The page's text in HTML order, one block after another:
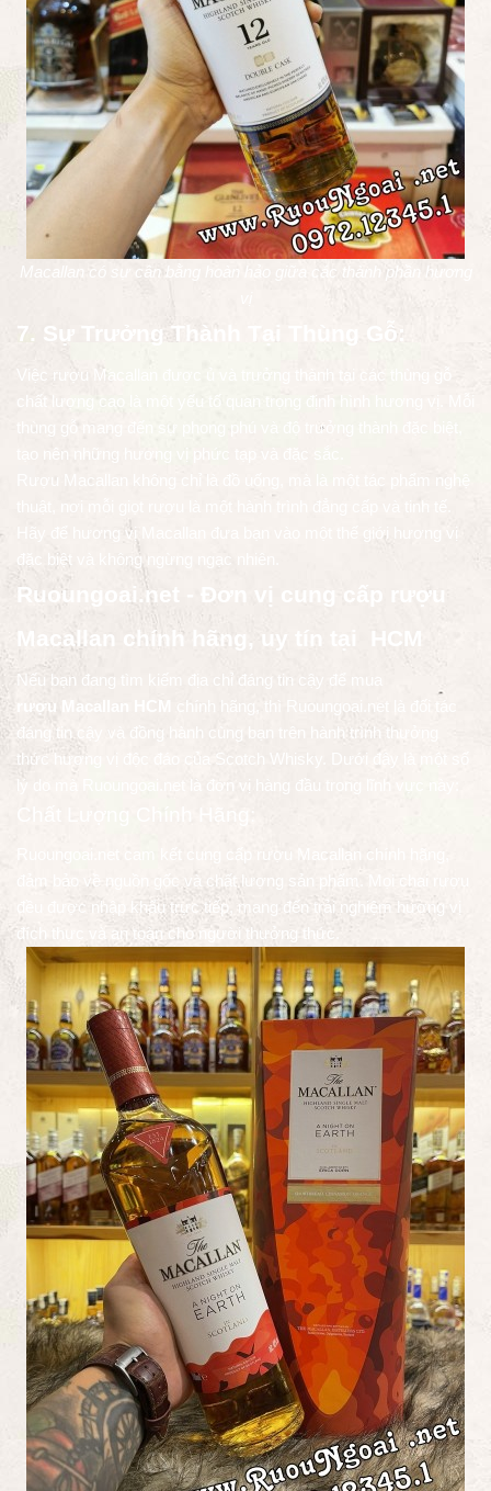
Macallan có sự cân bằng hoàn hảo giữa các thành phần hương
7. Sự Trưởng Thành Tại Thùng Gỗ:
Việc rượu Macallan được ủ và trưởng thành tại các thùng gỗ
chất lượng cao là một yếu tố quan trọng định hình hương vị. Mỗi
thùng gỗ mang đến sự phong phú và độ trưởng thành đặc biệt,
tạo nên những hương vị phức tạp và đặc sắc.
Rượu Macallan không chỉ là đồ uống, mà là một tác phẩm nghệ
thuật, nơi mỗi giọt rượu là một hành trình đẳng cấp và tinh tế.
Hãy để hương vị Macallan đưa bạn vào một thế giới hương vị
đặc biệt và không ngừng ngạc nhiên.
Ruoungoai.net - Đơn vị cung cấp rượu
Macallan chính hãng, uy tín tại HCM
Nếu bạn đang tìm kiếm địa chỉ đáng tin cậy để mua
rượu Macallan HCM
chính hãng, thì Ruoungoai.net là đối tác
đáng tin cậy và đồng hành cùng bạn trên hành trình thưởng
thức hương vị độc đáo của Scotch Whisky. Dưới đây là một số
lý do mà Ruoungoai.net là đơn vị hàng đầu trong lĩnh vực này:
Chất Lượng Chính Hãng:
Ruoungoai.net cam kết cung cấp rượu Macallan chính hãng,
đảm bảo về nguồn gốc và chất lượng sản phẩm. Mọi chai rượu
đều được nhập khẩu trực tiếp, mang đến trải nghiệm hương vị
đích thực và an toàn cho người thưởng thức.